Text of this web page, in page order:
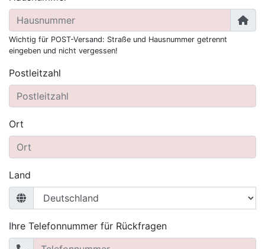
Wichtig für POST-Versand: Straße und Hausnummer getrennt
eingeben und nicht vergessen!
Postleitzahl
Ort
Land
Ihre Telefonnummer für Rückfragen